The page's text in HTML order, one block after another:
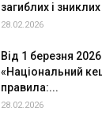
загиблих і
28.02.2026
Від 1 березня
«Національний
правила:...
28.02.2026